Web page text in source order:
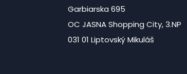
Garbiarska 695
OC JASNA Shopping City, 3.NP
031 01 Liptovský Mikuláš